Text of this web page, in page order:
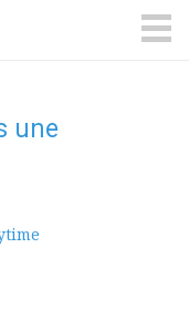
une